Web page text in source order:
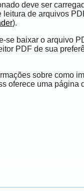
deve ser
leitura de arquivos
).
se baixar o arquivo
PDF de sua
sobre como
oferece uma página